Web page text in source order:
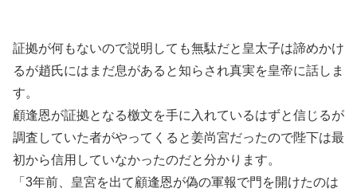
証拠が何もないので説明しても無駄だと皇太子は諦めかけ
るが趙氏にはまだ息があると知らされ真実を皇帝に話しま
す。
顧逢恩が証拠となる檄文を手に入れているはずと信じるが
調査していた者がやってくると姜尚宮だったので陛下は最
初から信用していなかったのだと分かります。
「3年前、皇宮を出て顧逢恩が偽の軍報で門を開けたのは